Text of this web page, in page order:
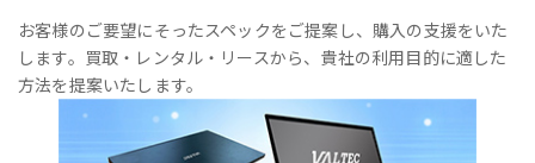
お客様のご要望にそったスペックをご提案し、購入の支援をいた
します。買取・レンタル・リースから、貴社の利用目的に適した
方法を提案いたします。